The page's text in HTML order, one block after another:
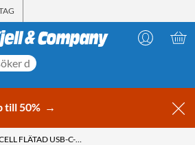
till 50% →
LINOCELL FLÄTAD USB-C- TILL USB-C-KABEL 60W ROSA 0,5